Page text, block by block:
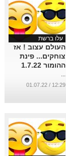
עלו ברשת
העולם עצוב ! אז
צוחקים... פינת
ההומור 1.7.22
...
12:29 / 01.07.22